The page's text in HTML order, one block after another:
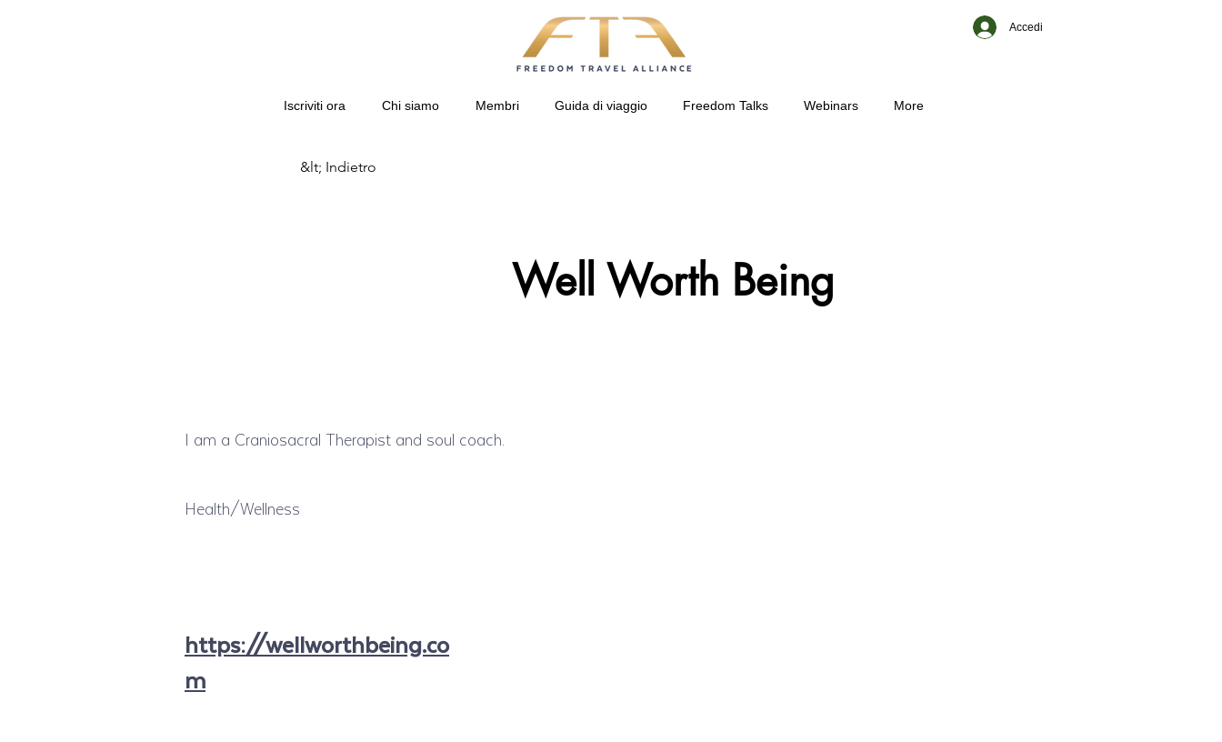
Accedi
Iscriviti ora Chi siamo Membri Guida di viaggio Freedom Talks Webinars More
&lt; Indietro
Well Worth Being
I am a Craniosacral Therapist and soul coach.
Health/Wellness
https://wellworthbeing.co
m